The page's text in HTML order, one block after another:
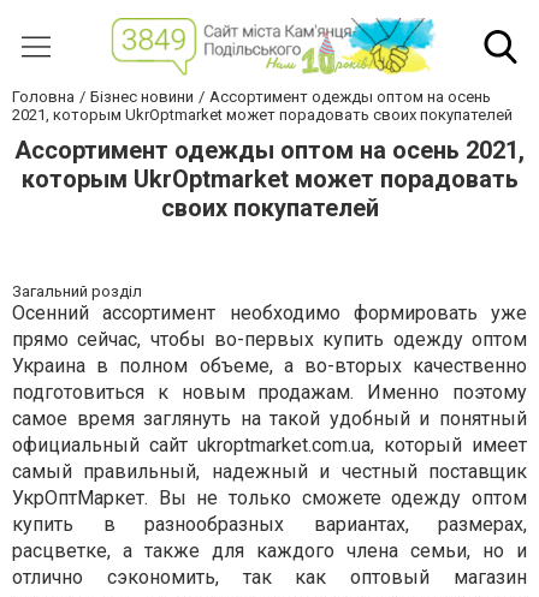
Головна Бізнес новини
Ассортимент одежды оптом на осень
2021, которым UkrOptmarket может порадовать своих покупателей
Ассортимент одежды оптом на осень 2021,
которым UkrOptmarket может порадовать
своих покупателей
Загальний розділ
Осенний ассортимент необходимо формировать уже
прямо сейчас, чтобы во-первых купить одежду оптом
Украина в полном объеме, а во-вторых качественно
подготовиться к новым продажам. Именно поэтому
самое время заглянуть на такой удобный и понятный
официальный сайт ukroptmarket.com.ua, который имеет
самый правильный, надежный и честный поставщик
УкрОптМаркет. Вы не только сможете одежду оптом
купить в разнообразных вариантах, размерах,
расцветке, а также для каждого члена семьи, но и
отлично сэкономить, так как оптовый магазин